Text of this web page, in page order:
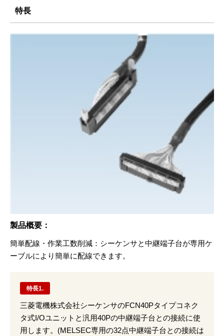
特長
製品概要：
簡単配線・作業⼯数削減：シーケンサと中継端⼦台が専⽤ケ
ーブルにより簡単に配線できます。
特長1.
三菱電機株式会社シーケンサのFCN40Pタイプコネク
タ式I/Oユニットと汎用40Pの中継端子台との接続に使
用します。(MELSEC専用の32点中継端子台との接続は